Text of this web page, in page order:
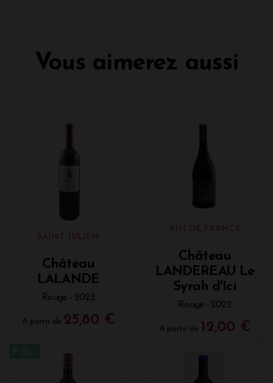
Vous aimerez aussi
SAINT-JULIEN
Château
LALANDE
Rouge - 2022
A partir de 25,80 €
VIN DE FRANCE
Château
LANDEREAU Le
Syrah d'Ici
Rouge - 2022
A partir de 12,00 €